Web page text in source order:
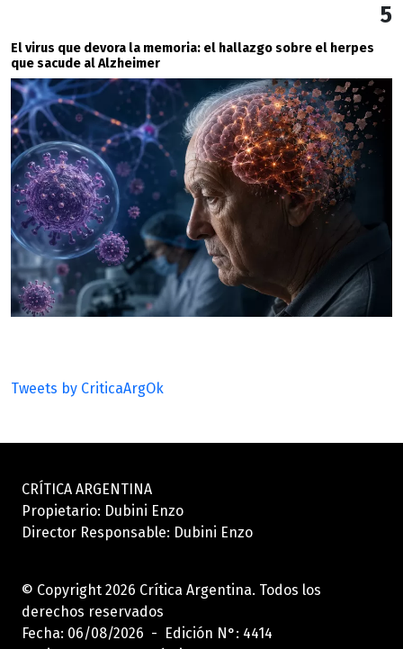
5
El virus que devora la memoria: el hallazgo sobre el herpes
que sacude al Alzheimer
Tweets by CriticaArgOk
CRÍTICA ARGENTINA
Propietario: Dubini Enzo
Director Responsable: Dubini Enzo
© Copyright 2026 Crítica Argentina. Todos los
derechos reservados
Fecha: 06/08/2026 - Edición N°: 4414